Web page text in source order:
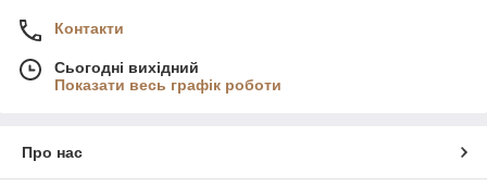
Контакти
Сьогодні вихідний
Показати весь графік роботи
Про нас